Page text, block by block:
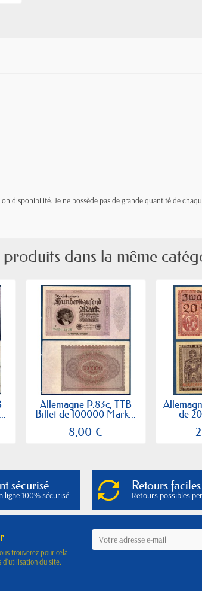
disponibilité. Je ne possède pas de grande quantité de
produits dans la même
Allemagne P.83c, TTB
Billet de 100000 Mark...
8,00 €
de
sécurisé
ligne 100% sécurisé
Retours faciles
Retours possibles
trouverez pour cela
d'utilisation du site.